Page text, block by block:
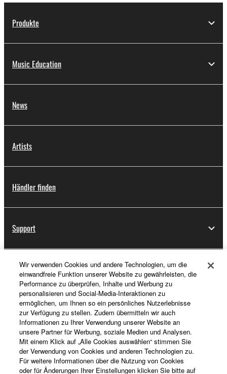
Produkte
Music Education
News
Artists
Händler finden
Support
Registrierung von „Yamaha Music ID“
Über Yamaha
Deutschland - German
Business
Wir verwenden Cookies und andere Technologien, um die
einwandfreie Funktion unserer Website zu gewährleisten, die
Performance zu überprüfen, Inhalte und Werbung zu
personalisieren und Social-Media-Interaktionen zu
ermöglichen, um Ihnen so ein persönliches Nutzerlebnisse
zur Verfügung zu stellen. Zudem übermitteln wir auch
Informationen zu Ihrer Verwendung unserer Website an
unsere Partner für Werbung, soziale Medien und Analysen.
Mit einem Klick auf „Alle Cookies auswählen“ stimmen Sie
der Verwendung von Cookies und anderen Technologien zu.
Für weitere Informationen über die Nutzung von Cookies
oder für Änderungen Ihrer Einstellungen klicken Sie bitte auf